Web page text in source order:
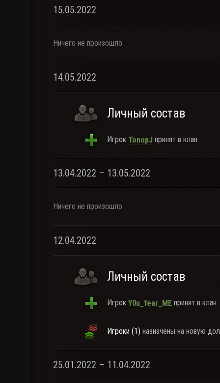
15.05.2022
Ничего не произошло
14.05.2022
Личный состав
Игрок TonopJ принят в клан.
13.04.2022 – 13.05.2022
Ничего не произошло
12.04.2022
Личный состав
Игрок Y0u_fear_ME принят в клан.
Игроки (1) назначены на новую
25.01.2022 – 11.04.2022